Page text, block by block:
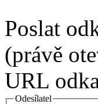
Poslat
(právě
URL
Odesílatel